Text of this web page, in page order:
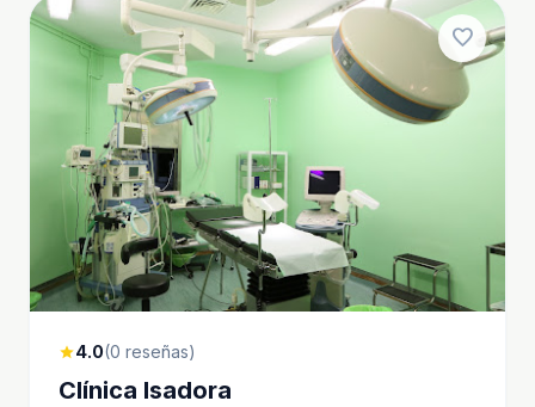
favorite
star4.0(0 reseñas)
Clínica Isadora